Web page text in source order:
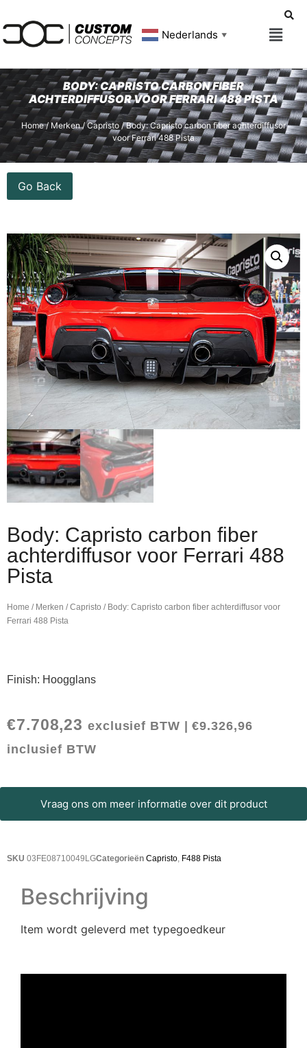
Nederlands ▼
BODY: CAPRISTO CARBON FIBER
ACHTERDIFFUSOR VOOR FERRARI 488 PISTA
Home/ Merken/Capristo/ Body: Capristo carbon fiber achterdiffusor
voor Ferrari 488 Pista
Go Back
Body: Capristo carbon fiber
achterdiffusor voor Ferrari 488
Pista
Home / Merken /Capristo / Body: Capristo carbon fiber achterdiffusor voor
Ferrari 488 Pista
Finish: Hoogglans
€7.708,23 exclusief BTW |€9.326,96
inclusief BTW
Vraag ons om meer informatie over dit product
SKU 03FE08710049LGCategorieën Capristo, F488 Pista
Beschrijving
Item wordt geleverd met typegoedkeur